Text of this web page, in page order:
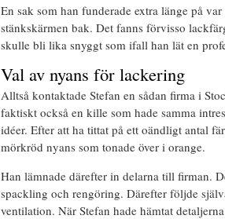
En sak som han funderade extra länge på
stänkskärmen bak. Det fanns förvisso
skulle bli lika snyggt som ifall han lät en
Val av nyans för lackering
Alltså kontaktade Stefan en sådan firma i
faktiskt också en kille som hade samma
idéer. Efter att ha tittat på ett oändligt antal
mörkröd nyans som tonade över i orange.
Han lämnade därefter in delarna till firman.
spackling och rengöring. Därefter följde
ventilation. När Stefan hade hämtat